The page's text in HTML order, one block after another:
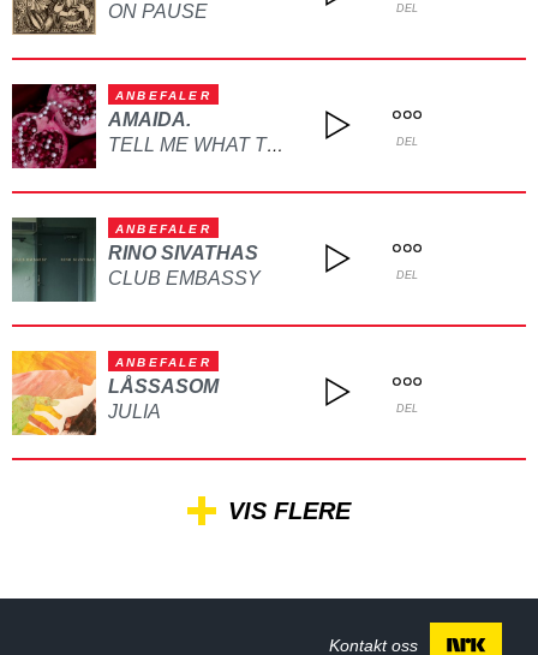
ON PAUSE
DEL
ANBEFALER
AMAIDA.
TELL ME WHAT TO DO DEL
ANBEFALER
RINO SIVATHAS
CLUB EMBASSY
DEL
ANBEFALER
LÅSSASOM
JULIA
DEL
VIS FLERE
Kontakt oss